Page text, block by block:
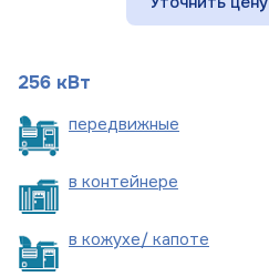
256 кВт
передвижные
в контейнере
в кожухе/ капоте